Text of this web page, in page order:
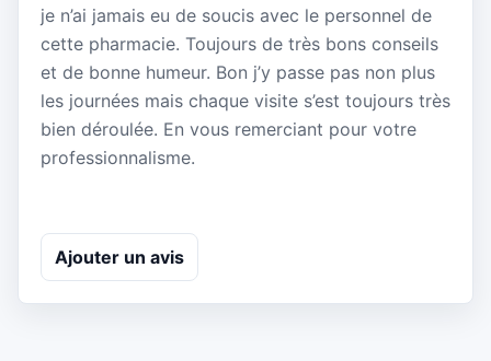
je n’ai jamais eu de soucis avec le personnel de
cette pharmacie. Toujours de très bons conseils
et de bonne humeur. Bon j’y passe pas non plus
les journées mais chaque visite s’est toujours très
bien déroulée. En vous remerciant pour votre
professionnalisme.
Ajouter un avis